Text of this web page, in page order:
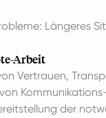
Längeres
Arbeit
Vertrauen,
der